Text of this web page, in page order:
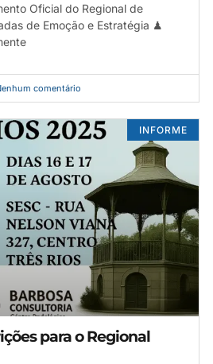
Oficial do Regional de
de Emoção e Estratégia ♟
comentário
INFORME
para o Regional